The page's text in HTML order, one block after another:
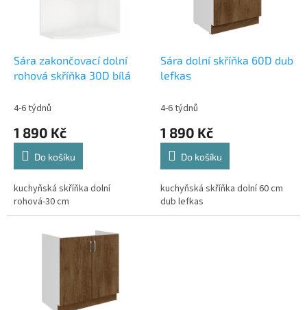
Sára zakončovací dolní
rohová skříňka 30D bílá
4-6 týdnů
1 890 Kč
Do košíku
kuchyňská skříňka dolní
rohová-30 cm
Sára dolní skříňka 60D dub
lefkas
4-6 týdnů
1 890 Kč
Do košíku
kuchyňská skříňka dolní 60 cm
dub lefkas